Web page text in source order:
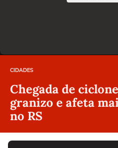
CIDADES
Chegada de
granizo e afeta
no RS